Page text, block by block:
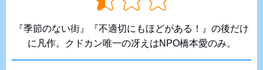
『季節のない街』『不適切にもほどがある！』の後だけ
に凡作。クドカン唯一の冴えはNPO橋本愛のみ。